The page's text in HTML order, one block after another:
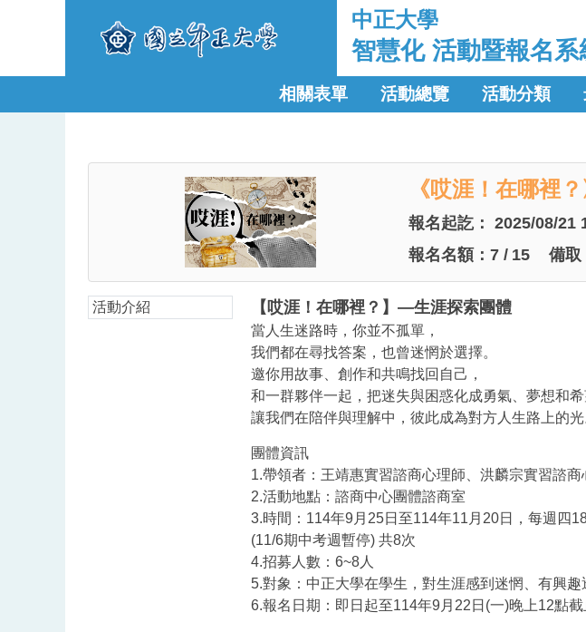
中正大學
智慧化 活動暨報名系
相關表單 活動總覽 活動分類
《哎涯！在哪裡
報名起訖：2025/08/21
報名名額：7 / 15 備取
活動介紹 【哎涯！在哪裡？】—生涯探索團體
當人生迷路時，你並不孤單，
我們都在尋找答案，也曾迷惘於選擇。
邀你用故事、創作和共鳴找回自己，
和一群夥伴一起，把迷失與困惑化成勇氣、夢想和希
讓我們在陪伴與理解中，彼此成為對方人生路上的光
團體資訊
1.帶領者：王靖惠實習諮商心理師、洪麟宗實習諮商
2.活動地點：諮商中心團體諮商室
3.時間：114年9月25日至114年11月20日，每週四
(11/6期中考週暫停) 共8次
4.招募人數：6~8人
5.對象：中正大學在學生，對生涯感到迷惘、有興
6.報名日期：即日起至114年9月22日(一)晚上12點截